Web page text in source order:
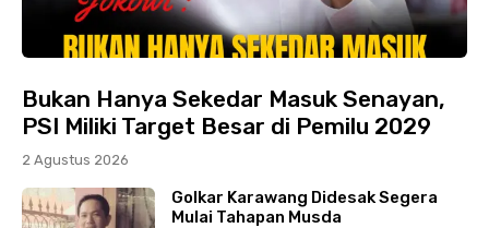
Bukan Hanya Sekedar Masuk Senayan,
PSI Miliki Target Besar di Pemilu 2029
2 Agustus 2026
Golkar Karawang Didesak Segera
Mulai Tahapan Musda